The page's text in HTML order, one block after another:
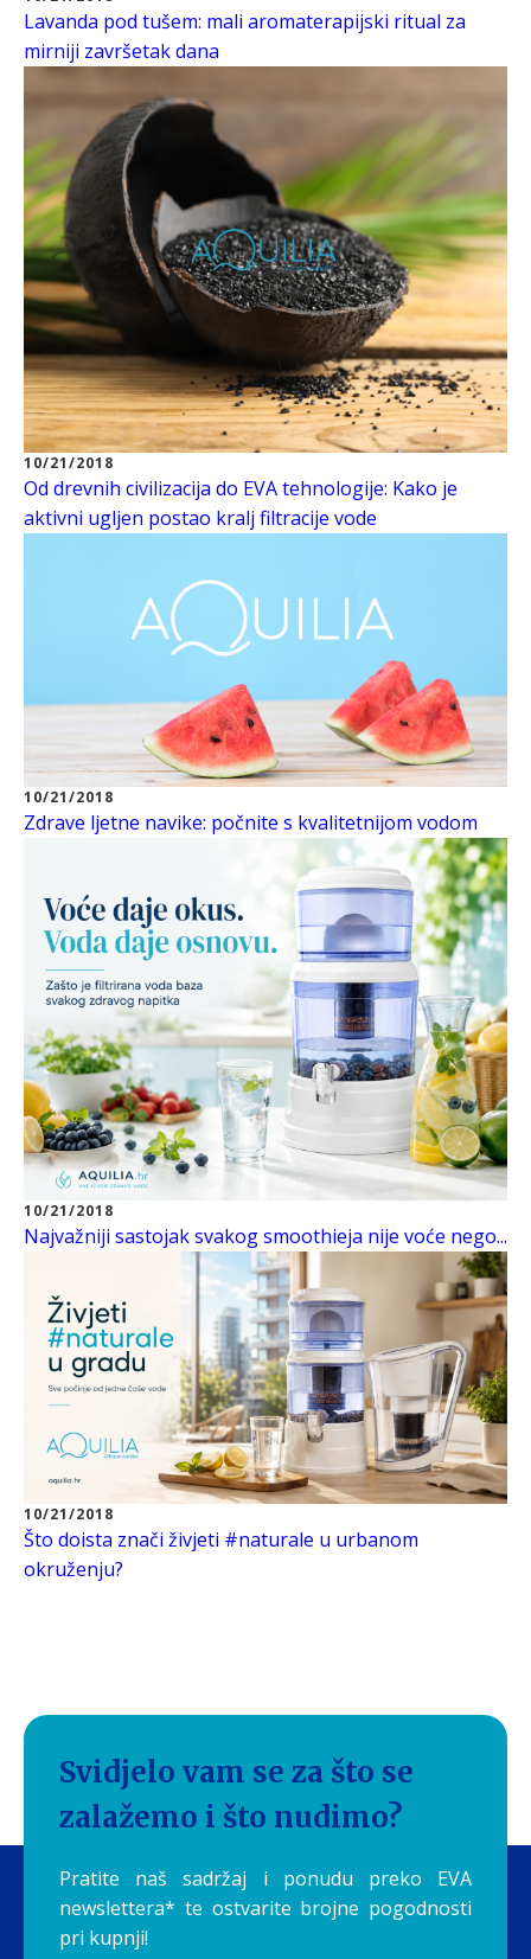
Lavanda pod tušem: mali aromaterapijski ritual za
mirniji završetak dana
10/21/2018
Od drevnih civilizacija do EVA tehnologije: Kako je
aktivni ugljen postao kralj filtracije vode
10/21/2018
Zdrave ljetne navike: počnite s kvalitetnijom vodom
10/21/2018
Najvažniji sastojak svakog smoothieja nije voće nego...
10/21/2018
Što doista znači živjeti #naturale u urbanom
okruženju?
Svidjelo vam se za što se
zalažemo i što nudimo?
Pratite naš sadržaj i ponudu preko EVA
newslettera* te ostvarite brojne pogodnosti
pri kupnji!